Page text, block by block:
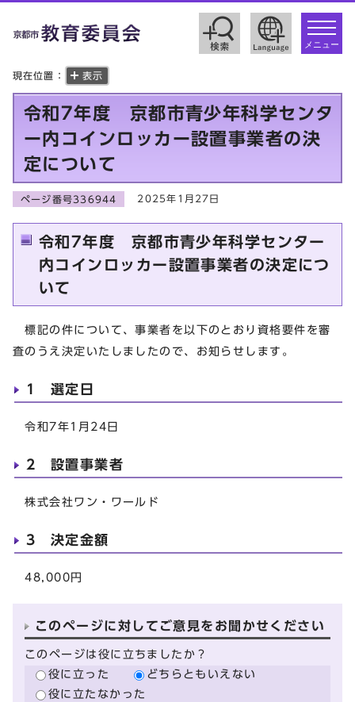
toggle
メニュー
現在位置： 表示
令和7年度 京都市青少年科学センタ
ー内コインロッカー設置事業者の決
定について
ページ番号336944 2025年1月27日
令和7年度 京都市青少年科学センター
内コインロッカー設置事業者の決定につ
いて
標記の件について、事業者を以下のとおり資格要件を審
査のうえ決定いたしましたので、お知らせします。
1 選定日
令和7年1月24日
2 設置事業者
株式会社ワン・ワールド
3 決定金額
48,000円
このページに対してご意見をお聞かせください
このページは役に立ちましたか？
役に立った
どちらともいえない
役に立たなかった